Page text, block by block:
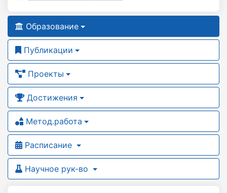
Образование
Публикации
Проекты
Достижения
Метод.работа
Расписание
Научное рук-во